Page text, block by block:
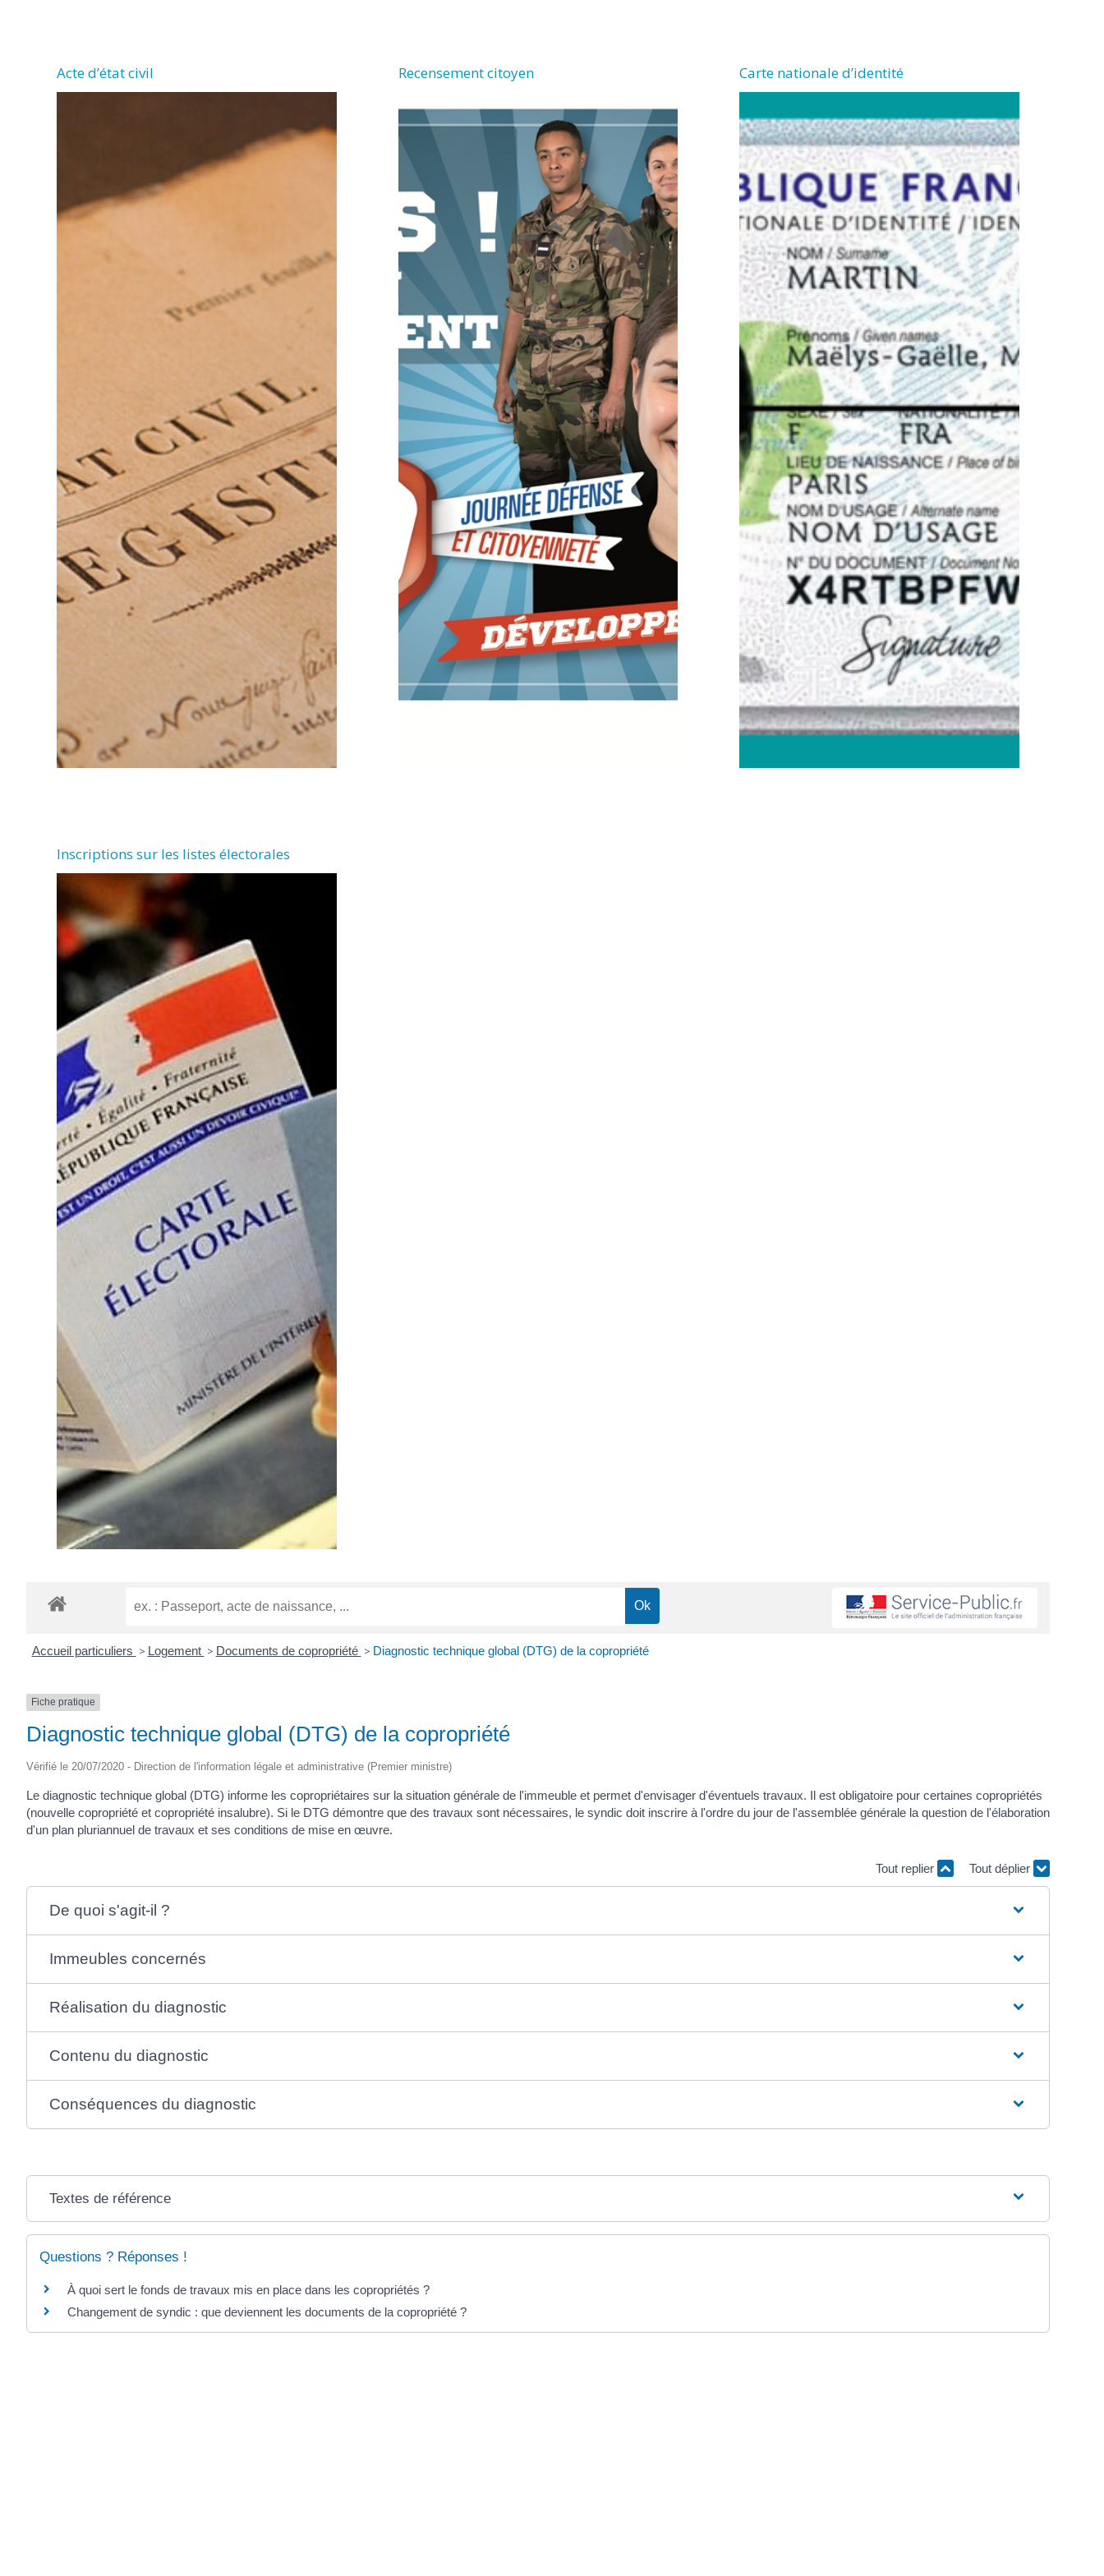
(17460)
Acte d’état civil Recensement citoyen Carte nationale d’identité
Inscriptions sur les listes électorales
Accueil particuliers > Logement > Documents de copropriété > Diagnostic technique global (DTG) de la copropriété
Fiche pratique
Diagnostic technique global (DTG) de la copropriété
Vérifié le 20/07/2020 - Direction de l'information légale et administrative (Premier ministre)
Le diagnostic technique global (DTG) informe les copropriétaires sur la situation générale de l'immeuble et permet d'envisager d'éventuels travaux. Il est obligatoire pour certaines copropriétés
(nouvelle copropriété et copropriété insalubre). Si le DTG démontre que des travaux sont nécessaires, le syndic doit inscrire à l'ordre du jour de l'assemblée générale la question de l'élaboration
d'un plan pluriannuel de travaux et ses conditions de mise en œuvre.
Tout replier Tout déplier
De quoi s'agit-il ?
Immeubles concernés
Réalisation du diagnostic
Contenu du diagnostic
Conséquences du diagnostic
Textes de référence
Questions ? Réponses !
À quoi sert le fonds de travaux mis en place dans les copropriétés ?
Changement de syndic : que deviennent les documents de la copropriété ?